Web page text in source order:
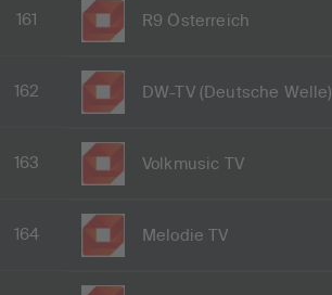
161 R9 Österreich
162 DW-TV (Deutsche Welle)
163 Volkmusic TV
164 Melodie TV